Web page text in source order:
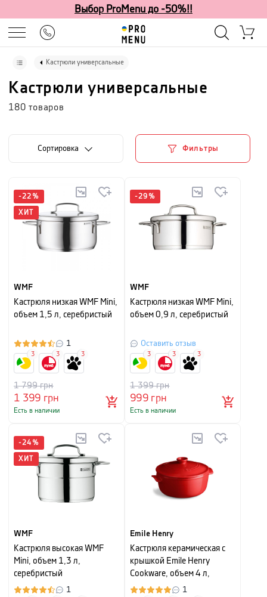
Выбор ProMenu до -50%!!
Кастрюли универсальные
Кастрюли универсальные
180 товаров
Cортировка Фильтры
-22 %
ХИТ
WMF
Кастрюля низкая WMF Mini,
объем 1,5 л, серебристый
1
1 399 грн
1 799грн
Есть в наличии
3 3 3
-29 %
WMF
Кастрюля низкая WMF Mini,
объем 0,9 л, серебристый
Оставить отзыв
999грн
1 399грн
Есть в наличии
3 3 3
-24 %
ХИТ
WMF
Кастрюля высокая WMF
Mini, объем 1,3 л,
серебристый
1
Emile Henry
Кастрюля керамическая с
крышкой Emile Henry
Cookware, объем 4 л,
красный
1